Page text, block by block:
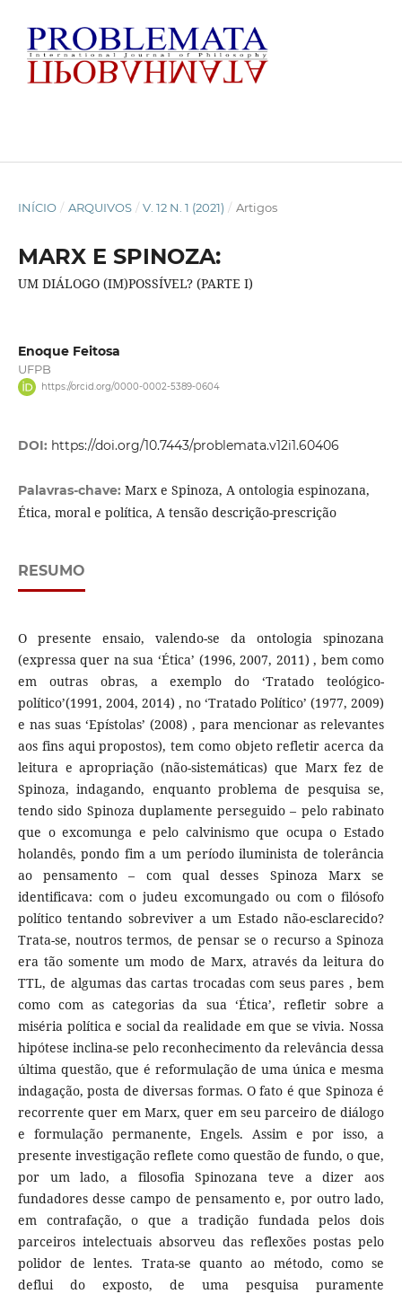
INÍCIO / ARQUIVOS / V. 12 N. 1 (2021) / Artigos
MARX E SPINOZA:
UM DIÁLOGO (IM)POSSÍVEL? (PARTE I)
Enoque Feitosa
UFPB
https://orcid.org/0000-0002-5389-0604
DOI: https://doi.org/10.7443/problemata.v12i1.60406
Palavras-chave: Marx e Spinoza, A ontologia espinozana,
Ética, moral e política, A tensão descrição-prescrição
RESUMO
O presente ensaio, valendo-se da ontologia spinozana
(expressa quer na sua ‘Ética’ (1996, 2007, 2011) , bem como
em outras obras, a exemplo do ‘Tratado teológico-
político’(1991, 2004, 2014) , no ‘Tratado Político’ (1977, 2009)
e nas suas ‘Epístolas’ (2008) , para mencionar as relevantes
aos fins aqui propostos), tem como objeto refletir acerca da
leitura e apropriação (não-sistemáticas) que Marx fez de
Spinoza, indagando, enquanto problema de pesquisa se,
tendo sido Spinoza duplamente perseguido – pelo rabinato
que o excomunga e pelo calvinismo que ocupa o Estado
holandês, pondo fim a um período iluminista de tolerância
ao pensamento – com qual desses Spinoza Marx se
identificava: com o judeu excomungado ou com o filósofo
político tentando sobreviver a um Estado não-esclarecido?
Trata-se, noutros termos, de pensar se o recurso a Spinoza
era tão somente um modo de Marx, através da leitura do
TTL, de algumas das cartas trocadas com seus pares , bem
como com as categorias da sua ‘Ética’, refletir sobre a
miséria política e social da realidade em que se vivia. Nossa
hipótese inclina-se pelo reconhecimento da relevância dessa
última questão, que é reformulação de uma única e mesma
indagação, posta de diversas formas. O fato é que Spinoza é
recorrente quer em Marx, quer em seu parceiro de diálogo
e formulação permanente, Engels. Assim e por isso, a
presente investigação reflete como questão de fundo, o que,
por um lado, a filosofia Spinozana teve a dizer aos
fundadores desse campo de pensamento e, por outro lado,
em contrafação, o que a tradição fundada pelos dois
parceiros intelectuais absorveu das reflexões postas pelo
polidor de lentes. Trata-se quanto ao método, como se
deflui do exposto, de uma pesquisa puramente